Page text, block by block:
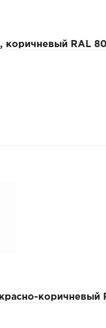
коричневый RAL
коричневый